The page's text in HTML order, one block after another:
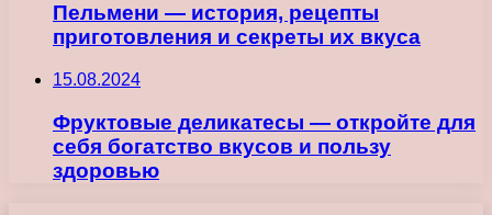
Пельмени — история, рецепты
приготовления и секреты их вкуса
15.08.2024
Фруктовые деликатесы — откройте для
себя богатство вкусов и пользу
здоровью